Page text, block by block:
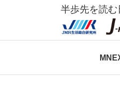
半歩先を読む